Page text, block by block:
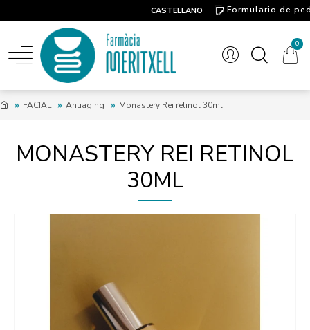
CASTELLANO
Formulario de
0
FACIAL Antiaging Monastery Rei retinol 30ml
MONASTERY REI RETINOL
30ML